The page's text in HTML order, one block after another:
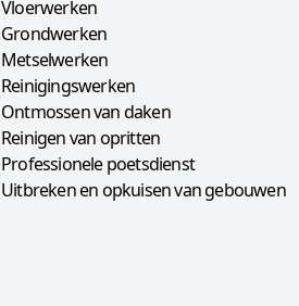
Vloerwerken
Grondwerken
Metselwerken
Reinigingswerken
Ontmossen van daken
Reinigen van opritten
Professionele poetsdienst
Uitbreken en opkuisen van gebouwen